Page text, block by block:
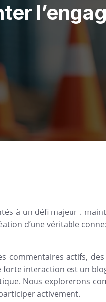
à un défi majeur :
d’une véritable
actifs,
interaction est un
Nous explorerons
activement.